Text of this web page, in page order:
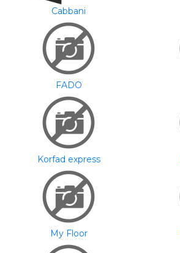
Cabbani
FADO
Korfad express
My Floor